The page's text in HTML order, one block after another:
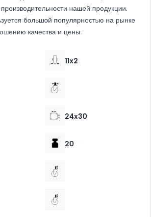
нашей продукции.
большой популярностью на рынке
качества и цены.
11x2
24x30
20